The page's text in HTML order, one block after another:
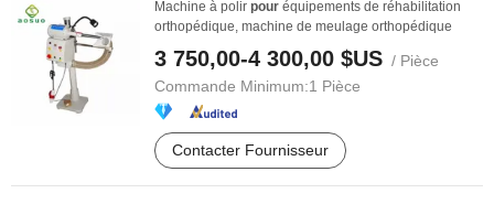
Machine à polir pour équipements de réhabilitation
orthopédique, machine de meulage orthopédique
3 750,00-4 300,00 $US / Pièce
Commande Minimum:1 Pièce
Contacter Fournisseur